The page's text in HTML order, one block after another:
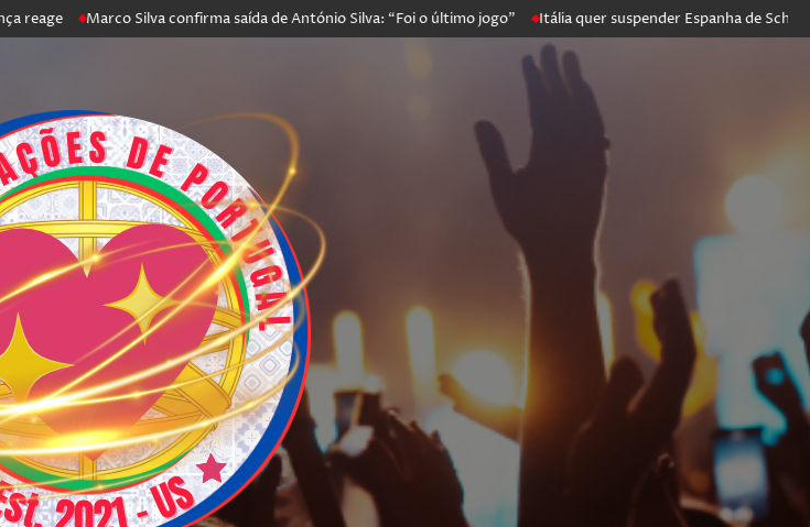
Marco Silva confirma saída de António Silva: “Foi o último jogo” Itália quer suspender Espanha de Schengen.